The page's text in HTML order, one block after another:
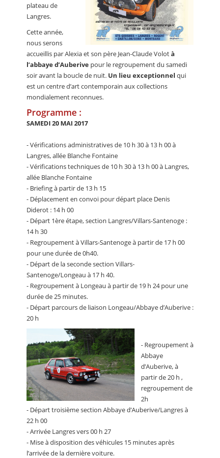
plateau de
Langres.
Cette année,
nous serons
accueillis par Alexia et son père Jean-Claude Volotà
l’abbaye d’Auberive pour le regroupement du samedi
soir avant la boucle de nuit. Un lieu exceptionnel qui
est un centre d’art contemporain aux collections
mondialement reconnues.
Programme :
SAMEDI 20 MAI 2017
- Vérifications administratives de 10 h 30 à 13 h 00 à
Langres, allée Blanche Fontaine
- Vérifications techniques de 10 h 30 à 13 h 00 à Langres,
allée Blanche Fontaine
- Briefing à partir de 13 h 15
- Déplacement en convoi pour départ place Denis
Diderot : 14 h 00
- Départ 1ère étape, section Langres/Villars-Santenoge :
14 h 30
- Regroupement à Villars-Santenoge à partir de 17 h 00
pour une durée de 0h40.
- Départ de la seconde section Villars-
Santenoge/Longeau à 17 h 40.
- Regroupement à Longeau à partir de 19 h 24 pour une
durée de 25 minutes.
- Départ parcours de liaison Longeau/Abbaye d’Auberive :
20 h
- Regroupement à
Abbaye
d’Auberive, à
partir de 20 h ,
regroupement de
2h
- Départ troisième section Abbaye d’Auberive/Langres à
22 h 00
- Arrivée Langres vers 00 h 27
- Mise à disposition des véhicules 15 minutes après
l’arrivée de la dernière voiture.